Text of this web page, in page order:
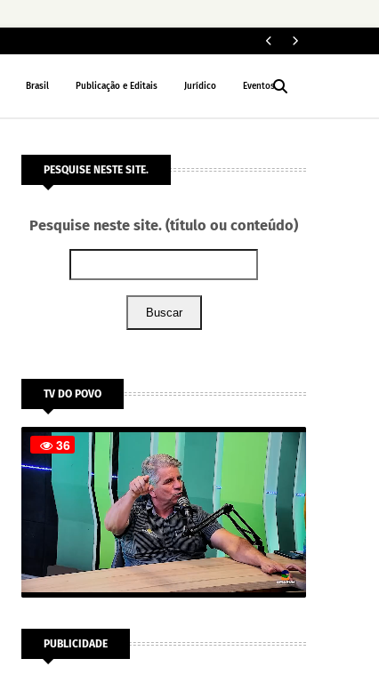
Brasil Publicação e Editais Jurídico Eventos
PESQUISE NESTE SITE.
Pesquise neste site. (título ou conteúdo)
Buscar
TV DO POVO
PUBLICIDADE